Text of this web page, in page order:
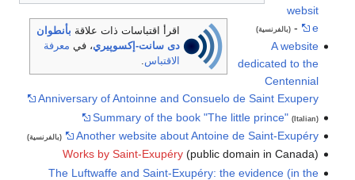
اقرأ اقتباسات ذات علاقة بأنطوان
دى سانت-إكسوپيري، في معرفة
الاقتباس.
websit
e
-(بالفرنسية)
A website
dedicated to the
Centennial
Anniversary of Antoinne and Consuelo de Saint Exupery
Summary of the book "The little prince" (Italian)
Another website about Antoine de Saint-Exupéry (بالفرنسية)
Works by Saint-Exupéry(public domain in Canada)
The Luftwaffe and Saint-Exupéry: the evidence (in the